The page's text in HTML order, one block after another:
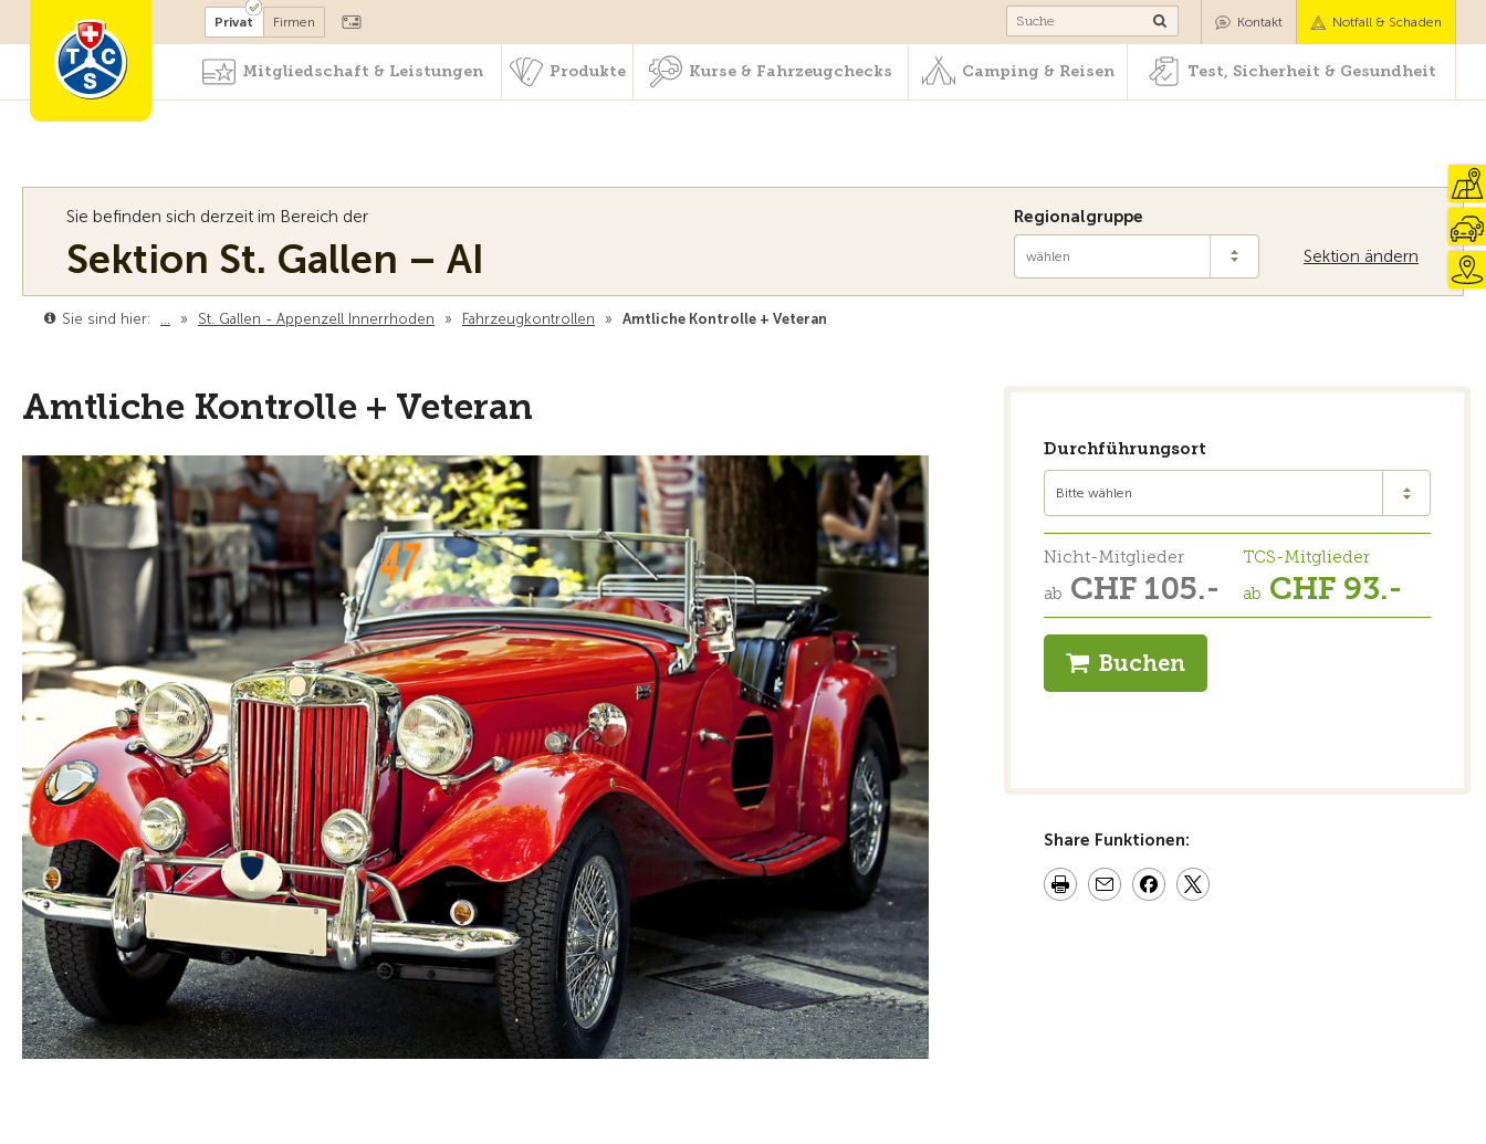
Mitglied werden Camping & Reisen Test, Sicherheit & Gesundheit
Privat Firmen Kontakt Notfall & Schaden
Mitgliedschaft & Leistungen Produkte Kurse & Fahrzeugchecks Camping & Reisen Test, Sicherheit & Gesundheit
Sie befinden sich derzeit im Bereich der
Sektion St. Gallen – AI Sektion ändern
Regionalgruppe
wählen
Sie sind hier: … » St. Gallen - Appenzell Innerrhoden » Fahrzeugkontrollen » Amtliche Kontrolle + Veteran
Amtliche Kontrolle + Veteran
Durchführungsort
Bitte wählen
Nicht-Mitglieder
ab CHF 105.-
TCS-Mitglieder
ab CHF 93.-
Buchen
Share Funktionen: